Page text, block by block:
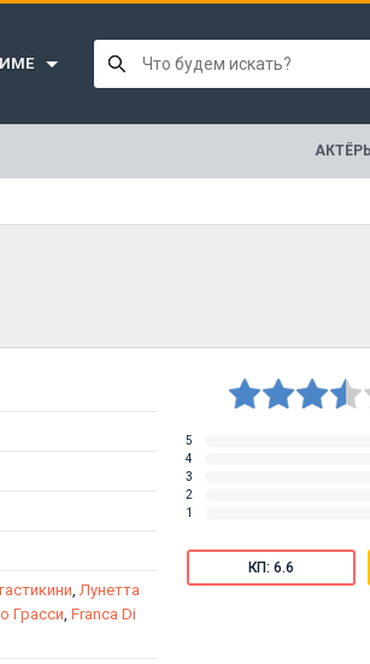
АКТЁРЫ
, Лунетта
Грасси, Franca Di
5
4
3
2
1
КП: 6.6